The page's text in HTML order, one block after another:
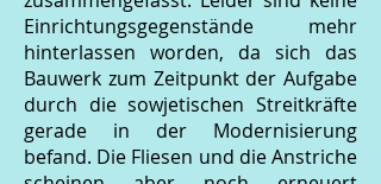
Einrichtungsgegenstände mehr
hinterlassen worden, da sich das
Bauwerk zum Zeitpunkt der Aufgabe
durch die sowjetischen Streitkräfte
gerade in der Modernisierung
befand. Die Fliesen und die Anstriche